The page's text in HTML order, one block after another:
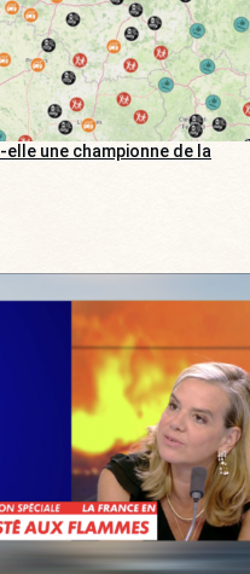
elle une championne de la